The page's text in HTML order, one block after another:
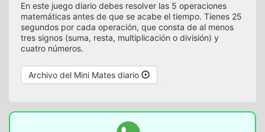
En este juego diario debes resolver las 5 operaciones
matemáticas antes de que se acabe el tiempo. Tienes 25
segundos por cada operación, que consta de al menos
tres signos (suma, resta, multiplicación o división) y
cuatro números.
Archivo del Mini Mates diario